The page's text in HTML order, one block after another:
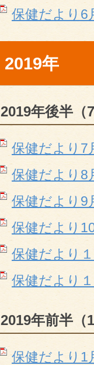
保健だより6
2019年
2019年後半（
保健だより7
保健だより8
保健だより9
保健だより
保健だより
保健だより
2019年前半（
保健だより1